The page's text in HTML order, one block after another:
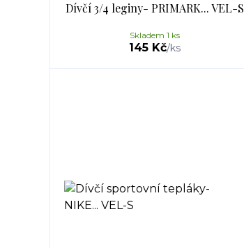
Dívčí 3/4 leginy- PRIMARK... VEL-S
145 Kč/ks
Skladem 1 ks